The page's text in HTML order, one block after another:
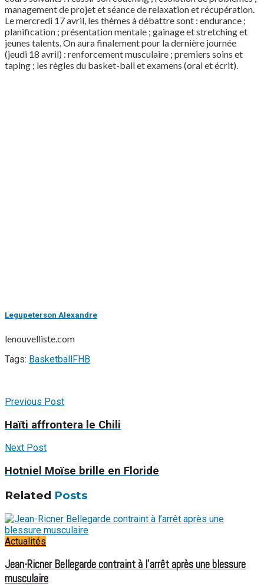
management de projet et séance de relaxation et récupération.
Le mercredi 17 avril, les thèmes à débattre sont : endurance ;
planification ; présentation mentale ; gainage et stretching et
jeunes talents. On aura finalement pour la dernière journée
(jeudi 18 avril) : renforcement musculaire ; premiers soins et
taping ; les règles du basket-ball et examens (oral et écrit).
Legupeterson Alexandre
lenouvelliste.com
Tags: BasketballFHB
Previous Post
Haïti affrontera le Chili
Next Post
Hotniel Moïse brille en Floride
Related Posts
Actualités
Jean-Ricner Bellegarde contraint à l’arrêt après une blessure
musculaire